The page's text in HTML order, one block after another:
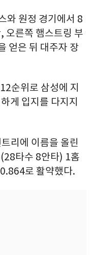
와 원정 경기에서 8
오른쪽 햄스트링 부
얻은 뒤 대주자 장
순위로 삼성에 지
게 입지를 다지지
리에 이름을 올린
타수 8안타) 1홈
로 활약했다.